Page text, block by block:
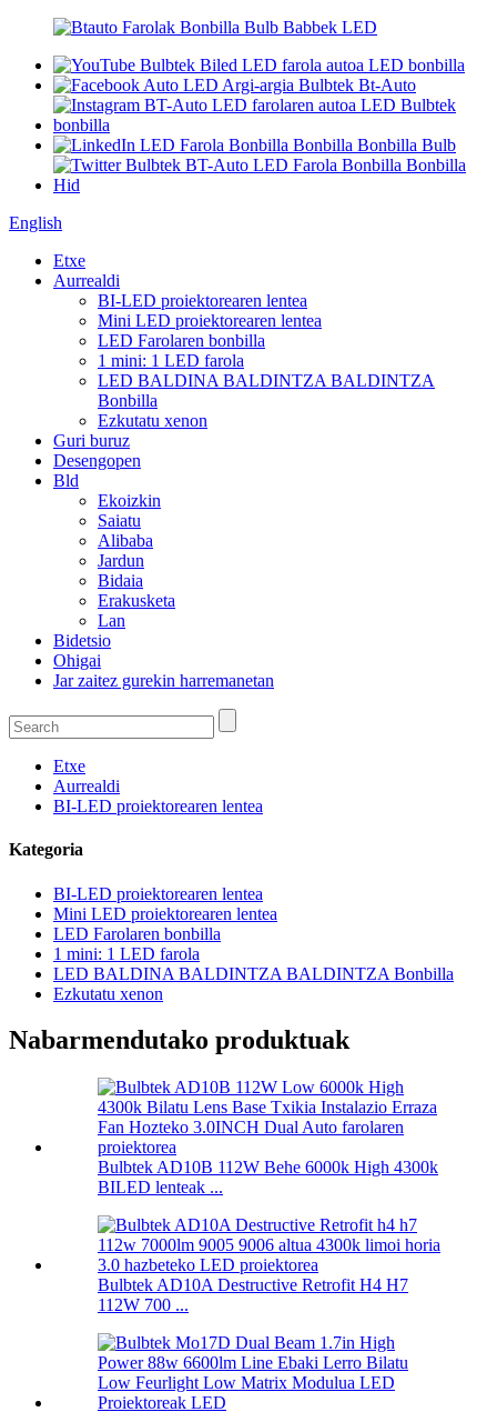
English
Etxe
Aurrealdi
BI-LED proiektorearen lentea
Mini LED proiektorearen lentea
LED Farolaren bonbilla
1 mini: 1 LED farola
LED BALDINA BALDINTZA BALDINTZA
Bonbilla
Ezkutatu xenon
Guri buruz
Desengopen
Bld
Ekoizkin
Saiatu
Alibaba
Jardun
Bidaia
Erakusketa
Lan
Bidetsio
Ohigai
Jar zaitez gurekin harremanetan
Etxe
Aurrealdi
BI-LED proiektorearen lentea
Kategoria
BI-LED proiektorearen lentea
Mini LED proiektorearen lentea
LED Farolaren bonbilla
1 mini: 1 LED farola
LED BALDINA BALDINTZA BALDINTZA Bonbilla
Ezkutatu xenon
Nabarmendutako produktuak
Bulbtek AD10B 112W Behe ​​6000k High 4300k
BILED lenteak ...
Bulbtek AD10A Destructive Retrofit H4 H7
112W 700 ...